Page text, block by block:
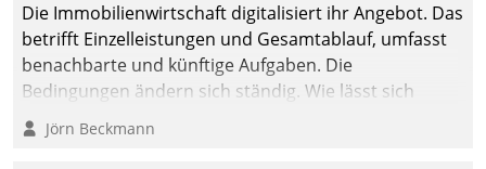
Die Immobilienwirtschaft digitalisiert ihr Angebot. Das
betrifft Einzelleistungen und Gesamtablauf, umfasst
benachbarte und künftige Aufgaben. Die
Bedingungen ändern sich ständig. Wie lässt sich
technisch die Kontrolle wahren und zugleich Freiraum
fürs Wachsen öffnen?
Jörn Beckmann